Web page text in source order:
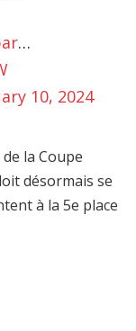
…
10, 2024
la Coupe
désormais se
à la 5e place